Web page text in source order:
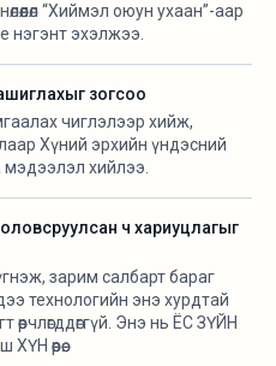
“Хиймэл оюун ухаан”-аар
нэгэнт эхэлжээ.
зогсоо
чиглэлээр хийж,
Хүний эрхийн үндэсний
мэдээлэл хийлээ.
ч хариуцлагыг
зарим салбарт бараг
технологийн энэ хурдтай
өөрчлөгддөггүй. Энэ нь ЁС ЗҮЙН
өөрөө.